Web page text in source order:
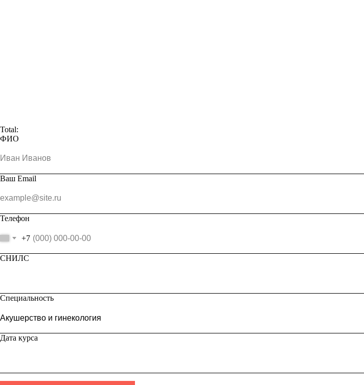
Total:
ФИО
Ваш Email
Телефон
+7
СНИЛС
Специальность
Дата курса